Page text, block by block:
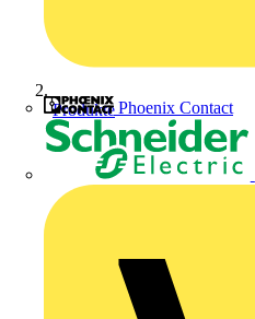
Phoenix Contact
Produkte